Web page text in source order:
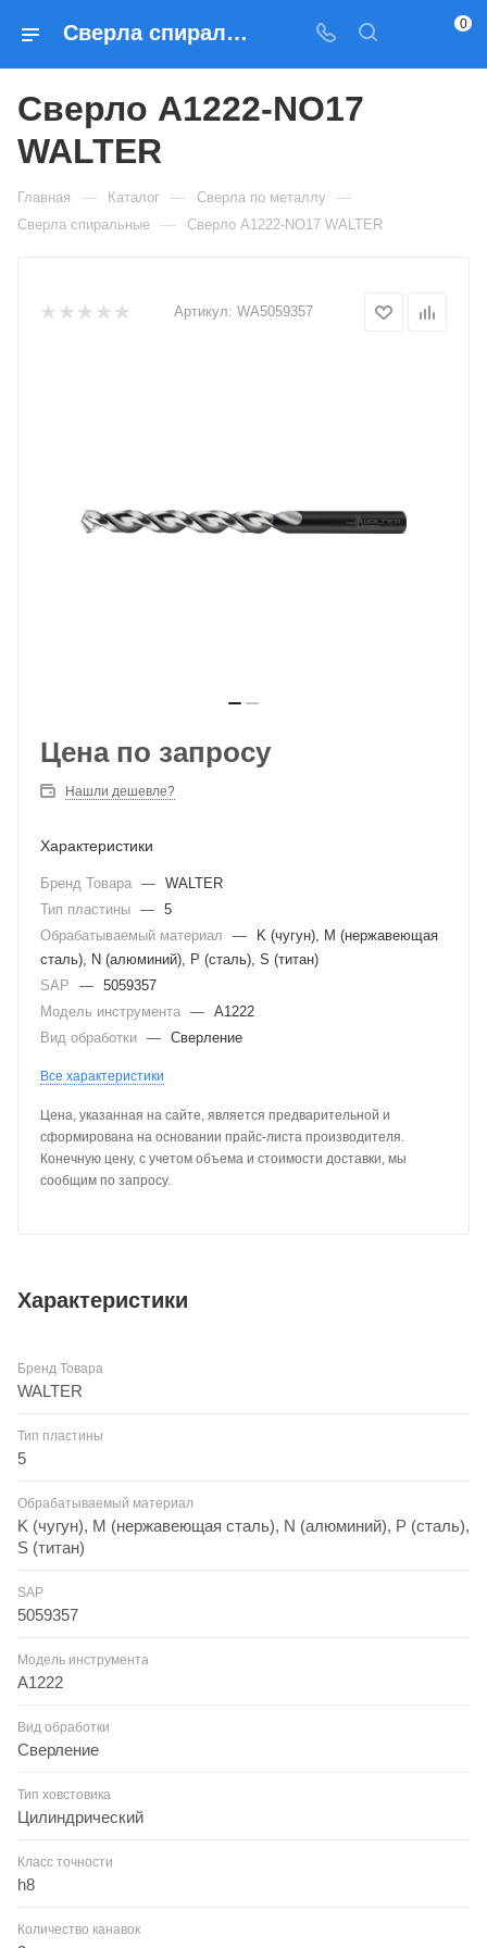
Сверла спиральные Сверло A1222-NO17 WALTER — купить по выгодным ценам в Москве 0
Сверло A1222-NO17
WALTER
Главная — Каталог — Сверла по металлу —
Сверла спиральные — Сверло A1222-NO17 WALTER
Артикул: WA5059357
Цена по запросу
Нашли дешевле?
Характеристики
Бренд Товара — WALTER
Тип пластины — 5
Обрабатываемый материал
—
K (чугун), M (нержавеющая
сталь), N (алюминий), P (сталь), S (титан)
SAP
— 5059357
Модель инструмента — A1222
Вид обработки — Сверление
Все характеристики
Цена, указанная на сайте, является предварительной и
сформирована на основании прайс-листа производителя.
Конечную цену, с учетом объема и стоимости доставки, мы
сообщим по запросу.
Характеристики
Бренд Товара
WALTER
Тип пластины
5
Обрабатываемый материал
K (чугун), M (нержавеющая сталь), N (алюминий), P (сталь),
S (титан)
SAP
5059357
Модель инструмента
A1222
Вид обработки
Сверление
Тип ховстовика
Цилиндрический
Класс точности
h8
Количество канавок